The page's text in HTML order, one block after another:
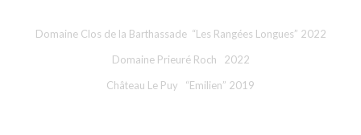
Domaine Clos de la Barthassade “Les Rangées Longues” 2022
Domaine Prieuré Roch 2022
Château Le Puy “Emilien” 2019